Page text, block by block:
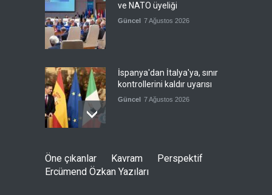
ve NATO üyeliği
Güncel 7 Ağustos 2026
İspanya'dan İtalya'ya, sınır
kontrollerini kaldır uyarısı
Güncel 7 Ağustos 2026
Yeni bir üçlü ittifak kuruldu
Güncel
Öne çıkanlar Kavram
Perspektif
Ercümend Özkan Yazıları